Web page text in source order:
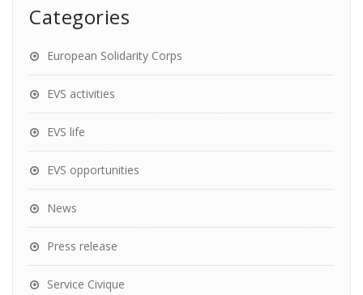
Categories
European Solidarity Corps
EVS activities
EVS life
EVS opportunities
News
Press release
Service Civique